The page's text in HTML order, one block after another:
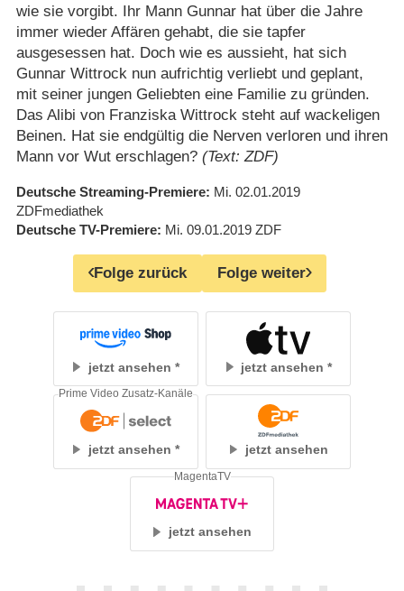
wie sie vorgibt. Ihr Mann Gunnar hat über die Jahre
immer wieder Affären gehabt, die sie tapfer
ausgesessen hat. Doch wie es aussieht, hat sich
Gunnar Wittrock nun aufrichtig verliebt und geplant,
mit seiner jungen Geliebten eine Familie zu gründen.
Das Alibi von Franziska Wittrock steht auf wackeligen
Beinen. Hat sie endgültig die Nerven verloren und ihren
Mann vor Wut erschlagen? (Text: ZDF)
Deutsche Streaming-Premiere Mi. 02.01.2019
ZDFmediathek
Deutsche TV-Premiere Mi. 09.01.2019 ZDF
Folge zurück Folge weiter
jetzt ansehen jetzt ansehen
jetzt ansehen
Prime Video Zusatz-Kanäle
jetzt ansehen
jetzt ansehen
MagentaTV